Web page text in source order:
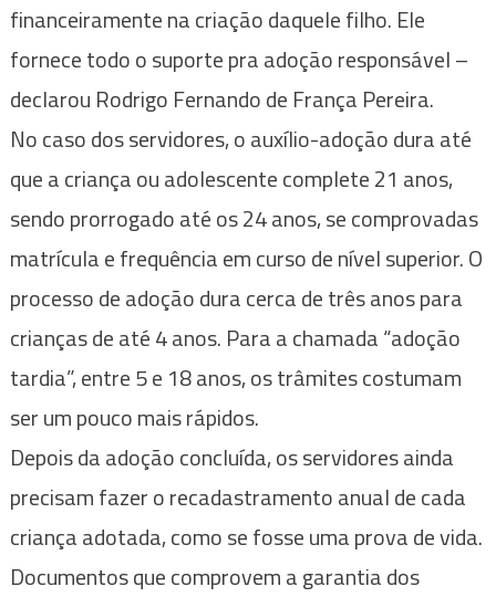
financeiramente na criação daquele filho. Ele
fornece todo o suporte pra adoção responsável –
declarou Rodrigo Fernando de França Pereira.
No caso dos servidores, o auxílio-adoção dura até
que a criança ou adolescente complete 21 anos,
sendo prorrogado até os 24 anos, se comprovadas
matrícula e frequência em curso de nível superior. O
processo de adoção dura cerca de três anos para
crianças de até 4 anos. Para a chamada “adoção
tardia”, entre 5 e 18 anos, os trâmites costumam
ser um pouco mais rápidos.
Depois da adoção concluída, os servidores ainda
precisam fazer o recadastramento anual de cada
criança adotada, como se fosse uma prova de vida.
Documentos que comprovem a garantia dos